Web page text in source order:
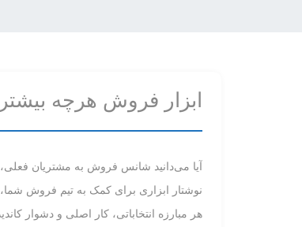
ابزار فروش هرچه
آیا می‌دانید شانس فروش به مشتریان
نوشتار ابزاری برای کمک به تیم فروش شما،
هر مبارزه انتخاباتی، کار اصلی و دشوار